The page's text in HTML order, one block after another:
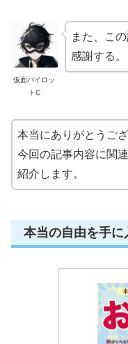
仮面パイロッ
トC
また、こ
感謝する。
本当にありがとうござ
今回の記事内容に関
紹介します。
本当の自由を手